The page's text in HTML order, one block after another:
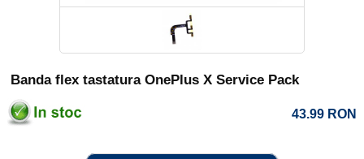
Banda flex tastatura OnePlus X Service Pack
43.99 RON